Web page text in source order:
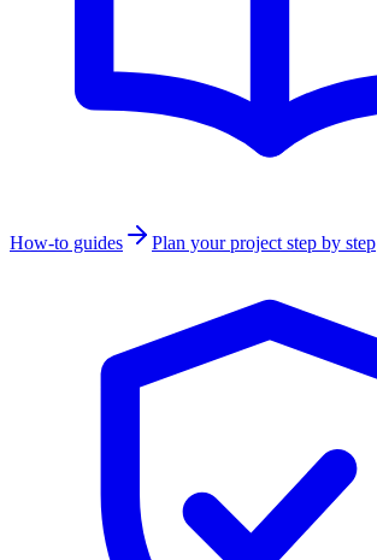
How-to guides Plan your project step by step